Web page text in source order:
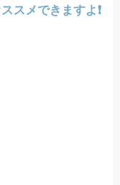
スメできますよ❗